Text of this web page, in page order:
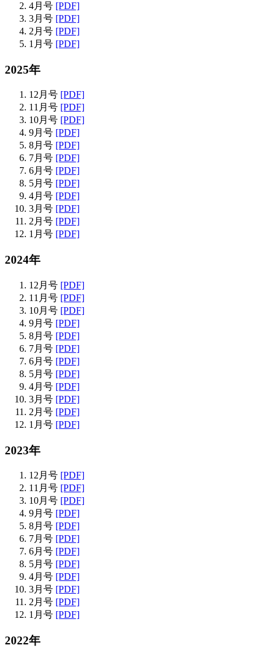
4月号 [PDF]
3月号 [PDF]
2月号 [PDF]
1月号 [PDF]
2025年
12月号 [PDF]
11月号 [PDF]
10月号 [PDF]
9月号 [PDF]
8月号 [PDF]
7月号 [PDF]
6月号 [PDF]
5月号 [PDF]
4月号 [PDF]
3月号 [PDF]
2月号 [PDF]
1月号 [PDF]
2024年
12月号 [PDF]
11月号 [PDF]
10月号 [PDF]
9月号 [PDF]
8月号 [PDF]
7月号 [PDF]
6月号 [PDF]
5月号 [PDF]
4月号 [PDF]
3月号 [PDF]
2月号 [PDF]
1月号 [PDF]
2023年
12月号 [PDF]
11月号 [PDF]
10月号 [PDF]
9月号 [PDF]
8月号 [PDF]
7月号 [PDF]
6月号 [PDF]
5月号 [PDF]
4月号 [PDF]
3月号 [PDF]
2月号 [PDF]
1月号 [PDF]
2022年